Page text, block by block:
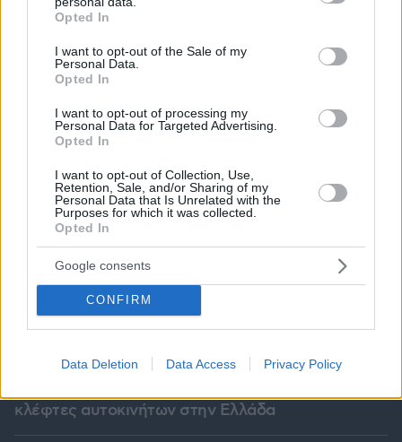
grant or deny consent to Google and its third-party tags to
use your data for below specified purposes in below Google
consent section.
Opted In
I want to opt-out of the Sale of my
Personal Data.
Opted In
I want to opt-out of processing my
Personal Data for Targeted Advertising.
Opted In
I want to opt-out of Collection, Use,
Retention, Sale, and/or Sharing of my
Personal Data that Is Unrelated with the
Purposes for which it was collected.
Opted In
Google consents
CONFIRM
Data Deletion Data Access Privacy Policy
κλέφτες αυτοκινήτων στην Ελλάδα
08.08.2026, 18:57